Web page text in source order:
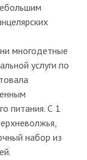
многодетные
услуги по
питания. С 1
набор из